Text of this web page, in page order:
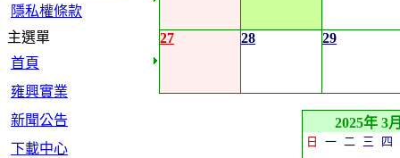
隱私權條款
主選單
首頁
雍興實業
新聞公告
下載中心
27 28 29
2025年 3
日 一 二 三 四